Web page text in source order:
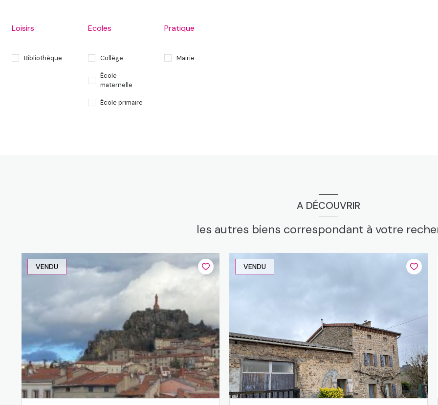
Loisirs
Bibliothèque
Ecoles
Collège
École
maternelle
École primaire
Pratique
Mairie
A DÉCOUVRIR
les autres biens correspondant à votre
VENDU VENDU